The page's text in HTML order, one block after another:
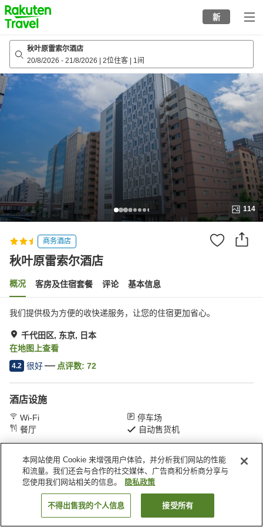
to
top
page
新
秋叶原雷索尔酒店
20/8/2026 - 21/8/2026 2位住客 1间
114
商务酒店
秋叶原雷索尔酒店
概况 客房及住宿套餐 评论 基本信息
我们提供极为方便的收快递服务，让您的住宿更加省心。
千代田区, 东京, 日本
在地图上查看
4.2 很好 点评数: 72
酒店设施
Wi-Fi
停车场
餐厅
自动售货机
首页 日本 东京 千代田区 秋叶原雷索尔酒店
搜索客房
本网站使用 Cookie 来增强用户体验，并分析我们网站的性能
和流量。我们还会与合作的社交媒体、广告商和分析商分享与
您使用我们网站相关的信息。
隐私政策
不得出售我的个人信息 接受所有